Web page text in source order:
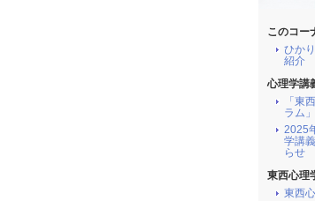
このコー
ひか
紹介
心理学講
「東
ラム
2025
学講
らせ
東西心理
東西